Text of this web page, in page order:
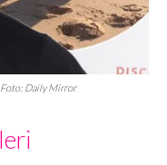
Daily Mirror